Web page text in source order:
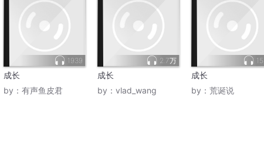
1939
成长
by： 有声鱼皮君
2.7万
成长
by： vlad_wang
成长
by： 荒诞说